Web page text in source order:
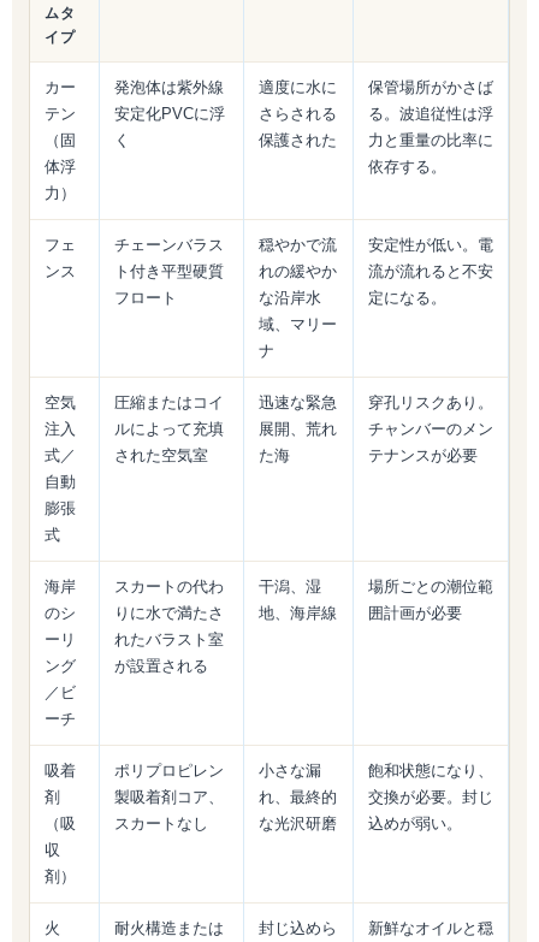
ムタ
イプ
カー
テン
（固
体浮
力）
発泡体は紫外線
安定化PVCに浮
く
適度に水に
さらされる
保護された
保管場所がかさば
る。波追従性は浮
力と重量の比率に
依存する。
フェ
ンス
チェーンバラス
ト付き平型硬質
フロート
穏やかで流
れの緩やか
な沿岸水
域、マリー
ナ
安定性が低い。電
流が流れると不安
定になる。
空気
注入
式／
自動
膨張
式
圧縮またはコイ
ルによって充填
された空気室
迅速な緊急
展開、荒れ
た海
穿孔リスクあり。
チャンバーのメン
テナンスが必要
海岸
のシ
ーリ
ング
／ビ
ーチ
スカートの代わ
りに水で満たさ
れたバラスト室
が設置される
干潟、湿
地、海岸線
場所ごとの潮位範
囲計画が必要
吸着
剤
（吸
収
剤）
ポリプロピレン
製吸着剤コア、
スカートなし
小さな漏
れ、最終的
な光沢研磨
飽和状態になり、
交換が必要。封じ
込めが弱い。
火
耐火構造または
封じ込めら
新鮮なオイルと穏